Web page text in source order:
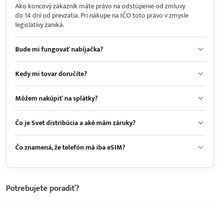
Ako koncový zákazník máte právo na odstúpenie od zmluvy
do 14 dní od prevzatia. Pri nákupe na IČO toto právo v zmysle
legislatívy zaniká.
Bude mi fungovať nabíjačka?
Kedy mi tovar doručíte?
Môžem nakúpiť na splátky?
Čo je Svet distribúcia a aké mám záruky?
Čo znamená, že telefón má iba eSIM?
Potrebujete poradiť?